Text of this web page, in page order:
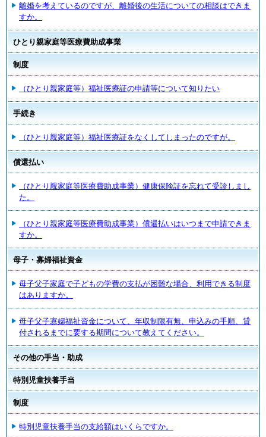
離婚を考えているのですが、離婚後の生活についての相談はできま
すか。
ひとり親家庭等医療費助成事業
制度
（ひとり親家庭等）福祉医療証の申請等について知りたい
手続き
（ひとり親家庭等）福祉医療証をなくしてしまったのですが。
償還払い
（ひとり親家庭等医療費助成事業）健康保険証を忘れて受診しまし
た。
（ひとり親家庭等医療費助成事業）償還払いはいつまで申請できま
すか。
母子・寡婦福祉資金
母子父子家庭で子どもの学費の支払が困難な場合、利用できる制度
はありますか。
母子父子寡婦福祉資金について、年収制限有無、申込みの手順、貸
付されるまでに要する期間について教えてください。
その他の手当・助成
特別児童扶養手当
制度
特別児童扶養手当の支給額はいくらですか。